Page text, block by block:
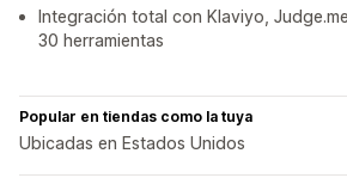
Integración total con Klaviyo,
30 herramientas
Popular en tiendas como la tuya
Ubicadas en Estados Unidos